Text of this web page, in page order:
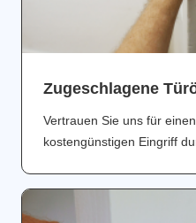
Zugeschlagene
Vertrauen Sie uns für
kostengünstigen Eingriff